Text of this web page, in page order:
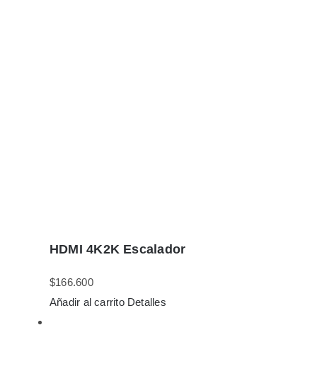
HDMI 4K2K Escalador
$166.600
Añadir al carrito Detalles